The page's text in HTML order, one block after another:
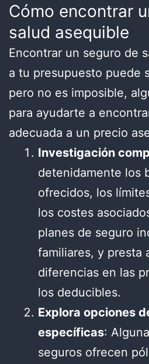
Cómo encontrar
salud asequible
Encontrar un seguro de
a tu presupuesto puede
pero no es imposible,
para ayudarte a
adecuada a un precio
Investigación
detenidamente los
ofrecidos, los
los costes
planes de seguro
familiares, y presta
diferencias en las
los deducibles.
Explora opciones
específicas:
seguros ofrecen